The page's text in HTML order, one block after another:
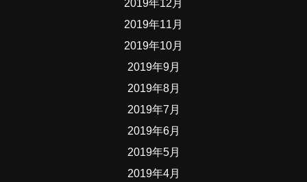
2019年12月
2019年11月
2019年10月
2019年9月
2019年8月
2019年7月
2019年6月
2019年5月
2019年4月